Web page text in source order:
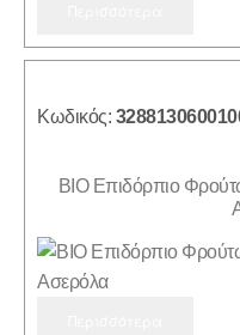
Κωδικός:
ΒΙΟ Επιδόρπιο